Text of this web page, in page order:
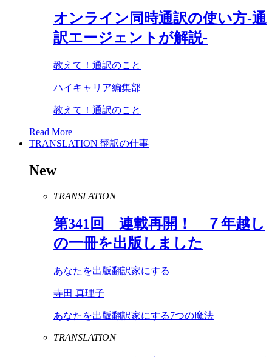
オンライン同時通訳の使い方-通
訳エージェントが解説-
教えて！通訳のこと
ハイキャリア編集部
教えて！通訳のこと
Read More
TRANSLATION 翻訳の仕事
New
TRANSLATION
第341 回 連載再開！ ７年越し
の一冊を出版しました
あなたを出版翻訳家にする
寺田 真理子
あなたを出版翻訳家にする7つの魔法
TRANSLATION